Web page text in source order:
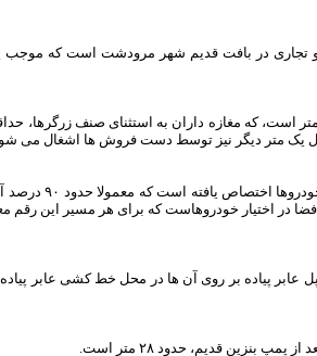
و تجاری در بافت قدیم شهر مرودشت است که موجب
که مغازه داران به استثنای صنف زرگرها،
یک متر دیگر نیز توسط دست فروش ها اشغال می
اگر عرض خیابان اصلی حدود ۱۸ متر فرض شود، همواره ۶
پیاده بر روی آن ها در محل خط کشی عابر
قدیم، حدود ۲۸ متر است.